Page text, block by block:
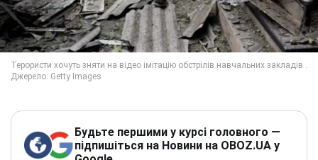
Будьте першими у курсі головного —
підпишіться на Новини на OBOZ.UA у